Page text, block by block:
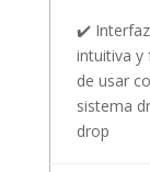
✔️ Interfaz
intuitiva y
de usar
sistema
drop